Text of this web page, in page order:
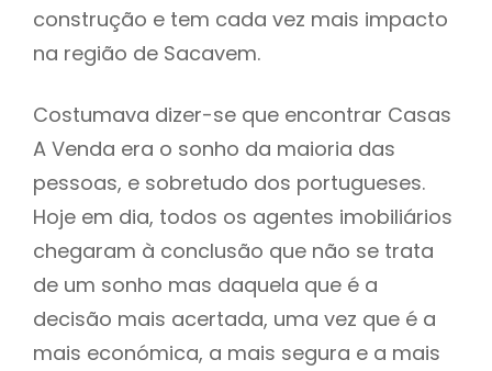
construção e tem cada vez mais impacto
na região de Sacavem.
Costumava dizer-se que encontrar Casas
A Venda era o sonho da maioria das
pessoas, e sobretudo dos portugueses.
Hoje em dia, todos os agentes imobiliários
chegaram à conclusão que não se trata
de um sonho mas daquela que é a
decisão mais acertada, uma vez que é a
mais económica, a mais segura e a mais